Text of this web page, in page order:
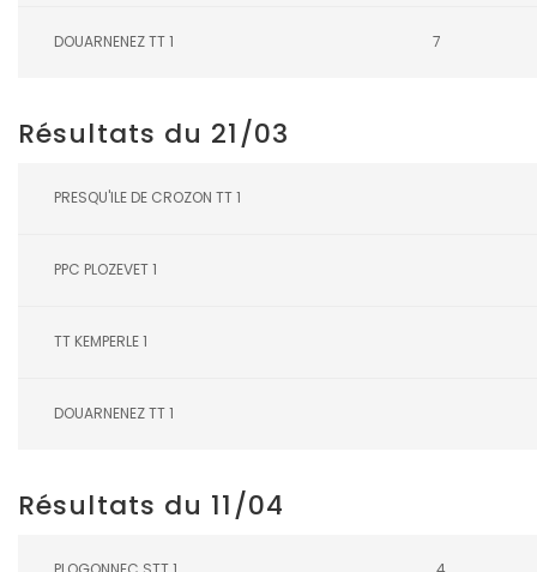
DOUARNENEZ TT 1 7
Résultats du 21/03
PRESQU'ILE DE CROZON TT 1
PPC PLOZEVET 1
TT KEMPERLE 1
DOUARNENEZ TT 1
Résultats du 11/04